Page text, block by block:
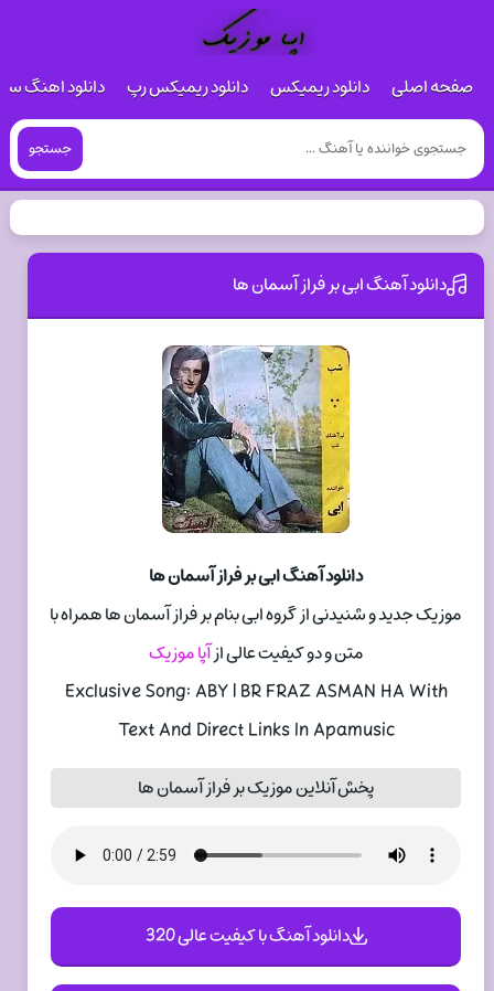
صفحه اصلی دانلود ریمیکس دانلود ریمیکس رپ دانلود اهنگ
جستجو
دانلود آهنگ ابی بر فراز آسمان ها
دانلود آهنگ ابی بر فراز آسمان ها
موزیک جدید و شنیدنی از گروه ابی بنام بر فراز آسمان ها همراه با
متن و دو کیفیت عالی ازآپا موزیک
Exclusive Song: ABY | BR FRAZ ASMAN HA With
Text And Direct Links In Apamusic
پخش آنلاین موزیک بر فراز آسمان ها
دانلود آهنگ با کیفیت عالی 320